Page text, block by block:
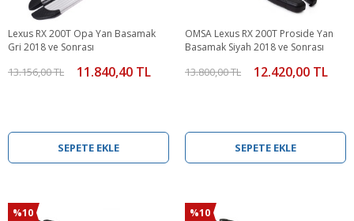
Lexus RX 200T Opa Yan Basamak
Gri 2018 ve Sonrası
13.156,00 TL 11.840,40 TL
SEPETE EKLE
OMSA Lexus RX 200T Proside Yan
Basamak Siyah 2018 ve Sonrası
13.800,00 TL 12.420,00 TL
SEPETE EKLE
%10 %10